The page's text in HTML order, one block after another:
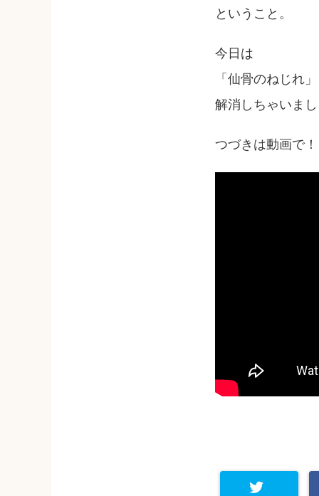
ということ。
今日は
「仙骨のねじれ
解消しちゃいま
つづきは動画で！